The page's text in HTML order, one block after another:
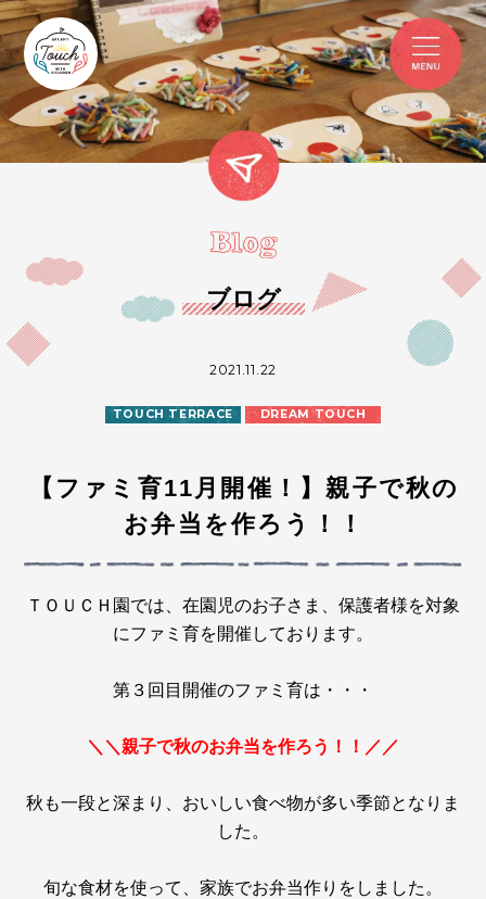
ブログ
2021.11.22
TOUCH TERRACE DREAM TOUCH
【ファミ育11月開催！】親子で秋の
お弁当を作ろう！！
ＴＯＵＣＨ園では、在園児のお子さま、保護者様を対象
にファミ育を開催しております。
第３回目開催のファミ育は・・・
＼＼親子で秋のお弁当を作ろう！！／／
秋も一段と深まり、おいしい食べ物が多い季節となりま
した。
旬な食材を使って、家族でお弁当作りをしました。